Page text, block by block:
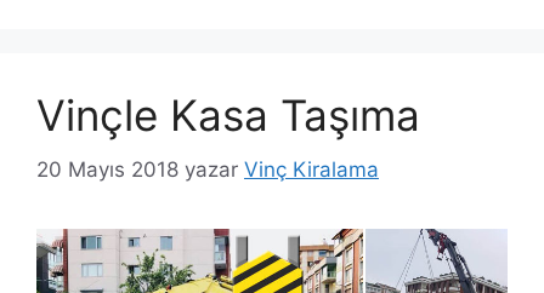
Vinçle Kasa Taşıma
20 Mayıs 2018 yazar Vinç Kiralama